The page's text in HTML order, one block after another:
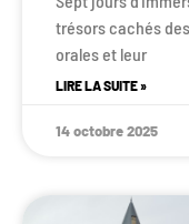
trésors cachés
orales et leur
LIRE LA SUITE »
14 octobre 2025